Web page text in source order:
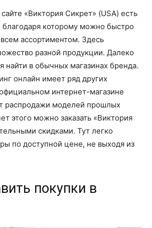
«Виктория Сикрет» (USA) есть
благодаря которому можно быстро
ассортиментом. Здесь
разной продукции. Далеко
найти в обычных магазинах бренда.
онлайн имеет ряд других
интернет-магазине
распродажи моделей прошлых
этого можно заказать «Виктория
скидками. Тут легко
по доступной цене, не выходя из
покупки в